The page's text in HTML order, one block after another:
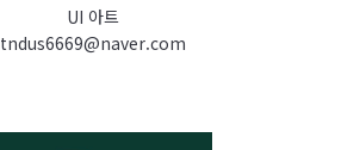
UI 아트
tndus6669@naver.com